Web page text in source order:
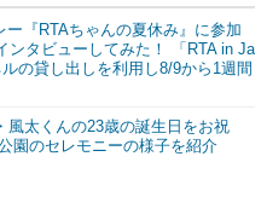
ー『RTAちゃんの夏休み』に参加
ンタビューしてみた！ 「RTA in Ja
の貸し出しを利用し8/9から1週間
風太くんの23歳の誕生日をお祝
園のセレモニーの様子を紹介